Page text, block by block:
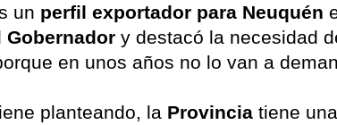
un perfil exportador para Neuquén
Gobernador y destacó la necesidad
en unos años no lo van a
planteando, la Provincia tiene una